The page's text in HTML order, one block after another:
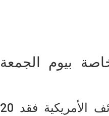
بيوم الجمعة
أولا. أبدأ من الشأن الأمريكي حيث اظهرت بيانات الوظائف الأمريكية فقد 20